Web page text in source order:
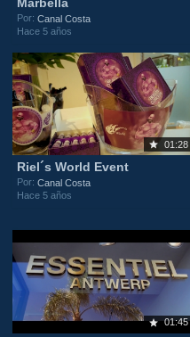
Por:Canal Costa
Hace 5 años
01:28
Riel´s World Event
Por:Canal Costa
Hace 5 años
01:45